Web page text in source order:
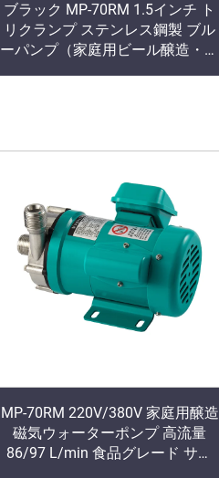
ブラック MP-70RM 1.5インチ ト
リクランプ ステンレス鋼製 ブル
ーパンプ（家庭用ビール醸造・食
MP-70RM 220V/380V 家庭用醸造
磁気ウォーターポンプ 高流量
86/97 L/min 食品グレード サニ